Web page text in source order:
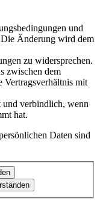
und
Änderung wird dem
zu widersprechen.
zwischen dem
Vertragsverhältnis mit
und verbindlich, wenn
hat.
Daten sind